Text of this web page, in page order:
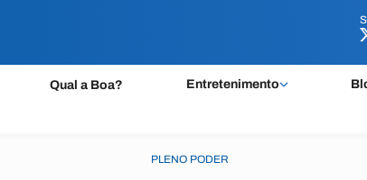
Qual a Boa? Entretenimento
PLENO PODER